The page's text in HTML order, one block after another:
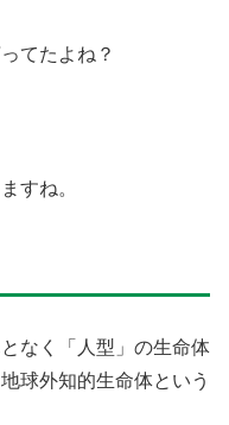
てたよね？
すね。
なく「人型」の生命体
球外知的生命体という